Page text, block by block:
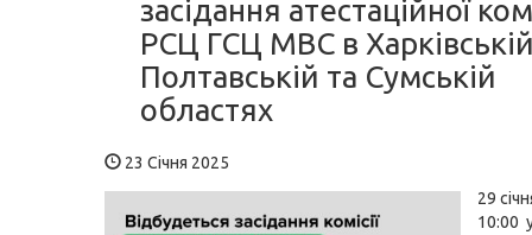
засідання атестаційної
РСЦ ГСЦ МВС в
Полтавській та Сумській
областях
23 Січня 2025
29
10:00